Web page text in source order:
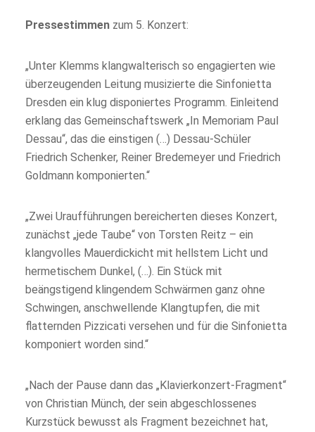
Pressestimmen zum 5. Konzert:
„Unter Klemms klangwalterisch so engagierten wie
überzeugenden Leitung musizierte die Sinfonietta
Dresden ein klug disponiertes Programm. Einleitend
erklang das Gemeinschaftswerk „In Memoriam Paul
Dessau“, das die einstigen (…) Dessau-Schüler
Friedrich Schenker, Reiner Bredemeyer und Friedrich
Goldmann komponierten.“
„Zwei Uraufführungen bereicherten dieses Konzert,
zunächst „jede Taube“ von Torsten Reitz – ein
klangvolles Mauerdickicht mit hellstem Licht und
hermetischem Dunkel, (…). Ein Stück mit
beängstigend klingendem Schwärmen ganz ohne
Schwingen, anschwellende Klangtupfen, die mit
flatternden Pizzicati versehen und für die Sinfonietta
komponiert worden sind.“
„Nach der Pause dann das „Klavierkonzert-Fragment“
von Christian Münch, der sein abgeschlossenes
Kurzstück bewusst als Fragment bezeichnet hat,